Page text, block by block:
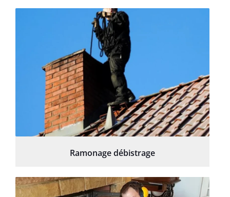
Ramonage débistrage